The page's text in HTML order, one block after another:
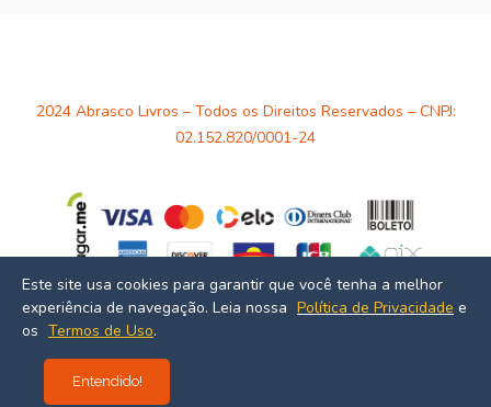
2024 Abrasco Livros – Todos os Direitos Reservados – CNPJ:
02.152.820/0001-24
Desenvolvido por
Este site usa cookies para garantir que você tenha a melhor
experiência de navegação. Leia nossa Política de Privacidade e
os Termos de Uso.
Entendido!